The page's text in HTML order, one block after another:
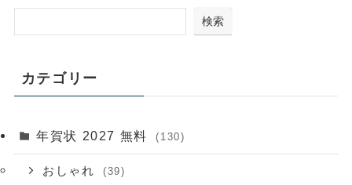
検索
カテゴリー
年賀状 2027 無料 (130)
おしゃれ (39)